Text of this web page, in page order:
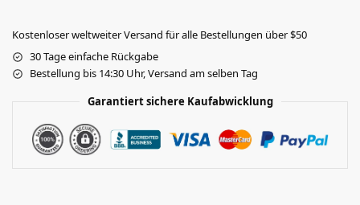
Kostenloser weltweiter Versand für alle Bestellungen über $50
30 Tage einfache Rückgabe
Bestellung bis 14:30 Uhr, Versand am selben Tag
Garantiert sichere Kaufabwicklung